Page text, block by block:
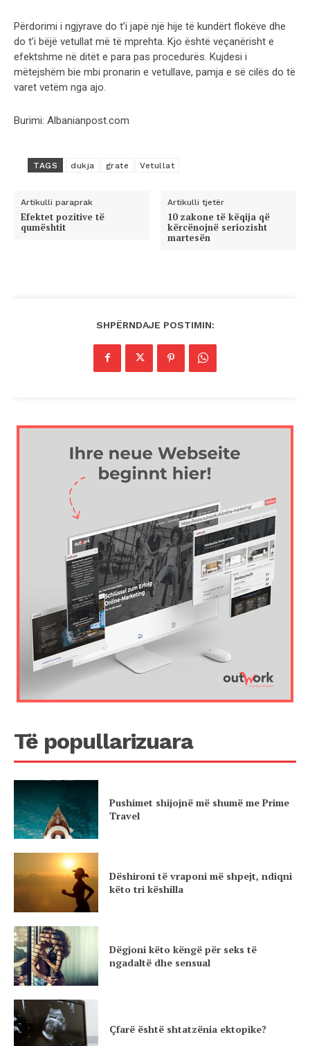
Përdorimi i ngjyrave do t’i japë një hije të kundërt flokëve dhe
do t’i bëjë vetullat më të mprehta. Kjo është veçanërisht e
efektshme në ditët e para pas procedurës. Kujdesi i
mëtejshëm bie mbi pronarin e vetullave, pamja e së cilës do të
varet vetëm nga ajo.
Burimi: Albanianpost.com
TAGS dukja grate Vetullat
Artikulli paraprak
Efektet pozitive të
qumështit
Artikulli tjetër
10 zakone të këqija që
kërcënojnë seriozisht
martesën
SHPËRNDAJE POSTIMIN:
Të popullarizuara
Pushimet shijojnë më shumë me Prime
Travel
Dëshironi të vraponi më shpejt, ndiqni
këto tri këshilla
Dëgjoni këto këngë për seks të
ngadaltë dhe sensual
Çfarë është shtatzënia ektopike?